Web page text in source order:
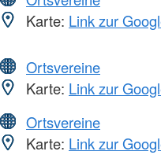
Karte: Link zur
Ortsvereine
Karte: Link zur
Ortsvereine
Karte: Link zur